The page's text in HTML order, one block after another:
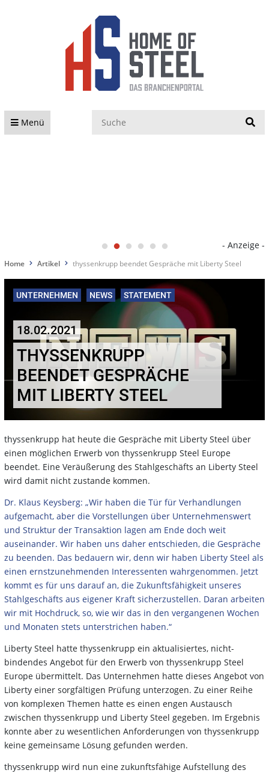
Menü
- Anzeige -
Home Artikel thyssenkrupp beendet Gespräche mit Liberty Steel
UNTERNEHMEN NEWS STATEMENT
18.02.2021
THYSSENKRUPP
BEENDET GESPRÄCHE
MIT LIBERTY STEEL
thyssenkrupp hat heute die Gespräche mit Liberty Steel über
einen möglichen Erwerb von thyssenkrupp Steel Europe
beendet. Eine Veräußerung des Stahlgeschäfts an Liberty Steel
wird damit nicht zustande kommen.
Dr. Klaus Keysberg: „Wir haben die Tür für Verhandlungen
aufgemacht, aber die Vorstellungen über Unternehmenswert
und Struktur der Transaktion lagen am Ende doch weit
auseinander. Wir haben uns daher entschieden, die Gespräche
zu beenden. Das bedauern wir, denn wir haben Liberty Steel als
einen ernstzunehmenden Interessenten wahrgenommen. Jetzt
kommt es für uns darauf an, die Zukunftsfähigkeit unseres
Stahlgeschäfts aus eigener Kraft sicherzustellen. Daran arbeiten
wir mit Hochdruck, so, wie wir das in den vergangenen Wochen
und Monaten stets unterstrichen haben.“
Liberty Steel hatte thyssenkrupp ein aktualisiertes, nicht-
bindendes Angebot für den Erwerb von thyssenkrupp Steel
Europe übermittelt. Das Unternehmen hatte dieses Angebot von
Liberty einer sorgfältigen Prüfung unterzogen. Zu einer Reihe
von komplexen Themen hatte es einen engen Austausch
zwischen thyssenkrupp und Liberty Steel gegeben. Im Ergebnis
konnte aber zu wesentlichen Anforderungen von thyssenkrupp
keine gemeinsame Lösung gefunden werden.
thyssenkrupp wird nun eine zukunftsfähige Aufstellung des